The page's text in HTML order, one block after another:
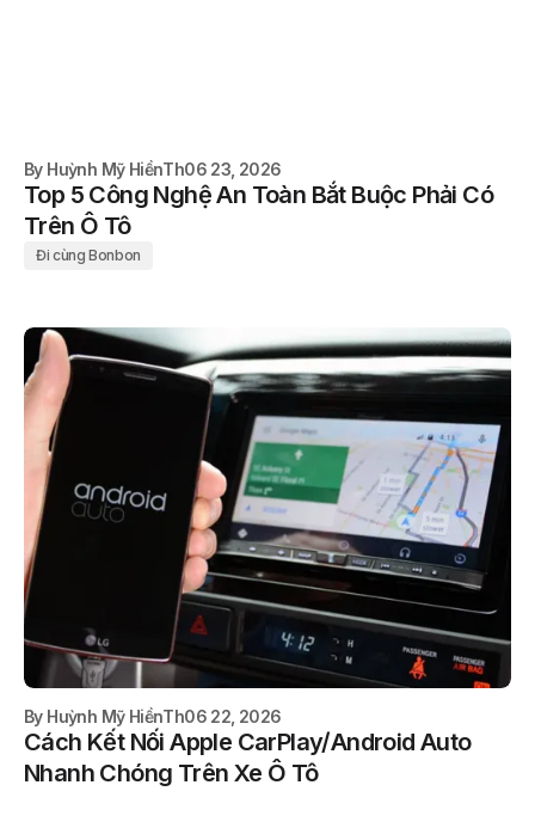
By Huỳnh Mỹ HiềnTh06 23, 2026
Top 5 Công Nghệ An Toàn Bắt Buộc Phải Có
Trên Ô Tô
Đi cùng Bonbon
By Huỳnh Mỹ HiềnTh06 22, 2026
Cách Kết Nối Apple CarPlay/Android Auto
Nhanh Chóng Trên Xe Ô Tô